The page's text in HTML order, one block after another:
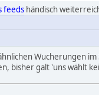
feeds händisch
Wucherungen
bisher galt 'uns wählt